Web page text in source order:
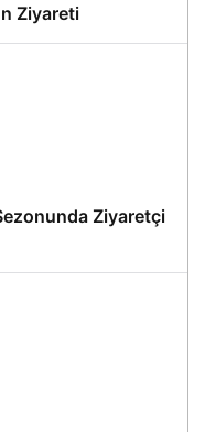
Ziyareti
Ziyaretçi